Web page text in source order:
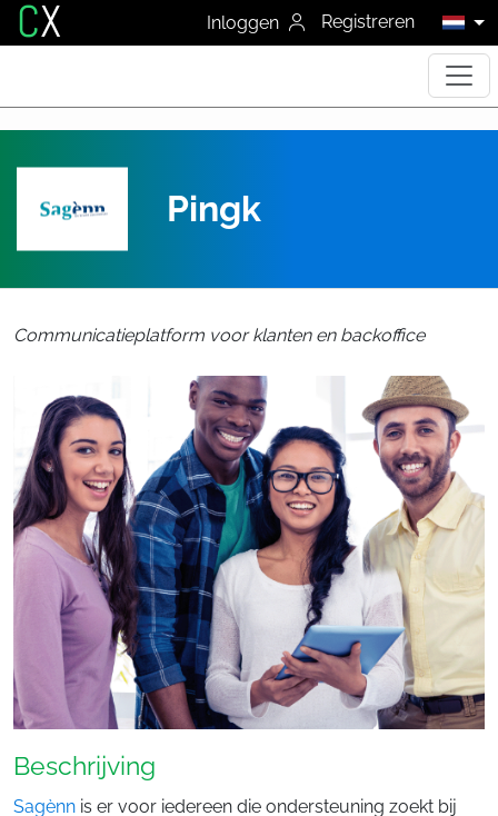
CX Inloggen Registreren
Pingk
Communicatieplatform voor klanten en backoffice
Beschrijving
Sagènn is er voor iedereen die ondersteuning zoekt bij